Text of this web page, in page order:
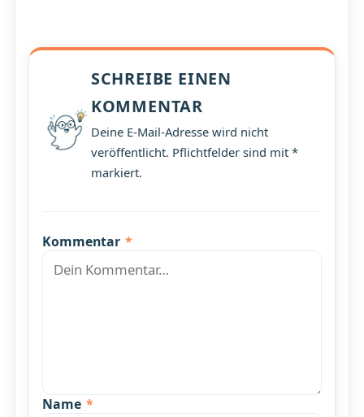
SCHREIBE EINEN
KOMMENTAR
Deine E-Mail-Adresse wird nicht
veröffentlicht. Pflichtfelder sind mit *
markiert.
Kommentar *
Name *